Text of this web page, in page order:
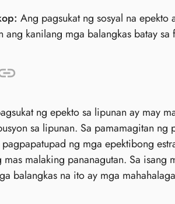
Ang pagsukat ng sosyal na
ang kanilang mga balangkas batay
ng epekto sa lipunan ay may
sa lipunan. Sa pamamagitan
ng mga epektibong
malaking pananagutan. Sa
balangkas na ito ay mga